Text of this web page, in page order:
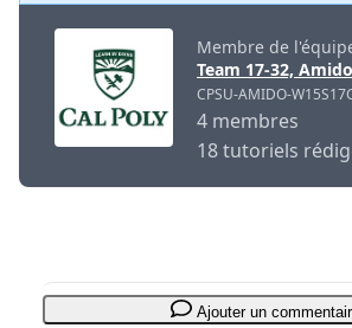
Membre de
Team 17-32,
CPSU-AMIDO-
4 membres
18 tutoriels
Ajouter un